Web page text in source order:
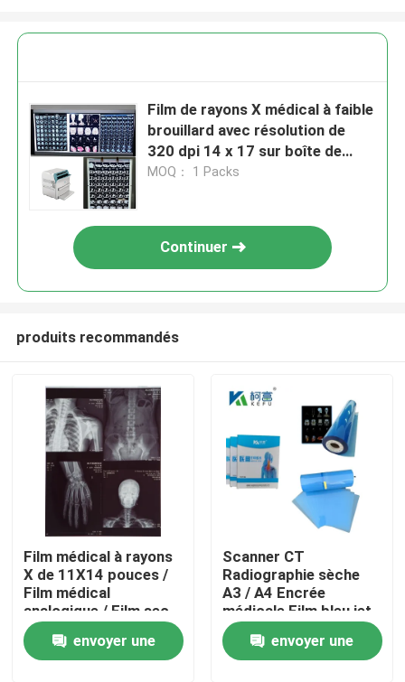
Aperçu
Produits
Film de rayons X médical à faible
brouillard avec résolution de
320 dpi 14 x 17 sur boîte de
vision de film à rayons X à LED
MOQ： 1 Packs
Continuer
produits recommandés
Film médical à rayons
X de 11X14 pouces /
Film médical
analogique / Film sec
envoyer une
Scanner CT
Radiographie sèche
A3 / A4 Encrée
médicale Film bleu jet
Film PET à rayons X
envoyer une